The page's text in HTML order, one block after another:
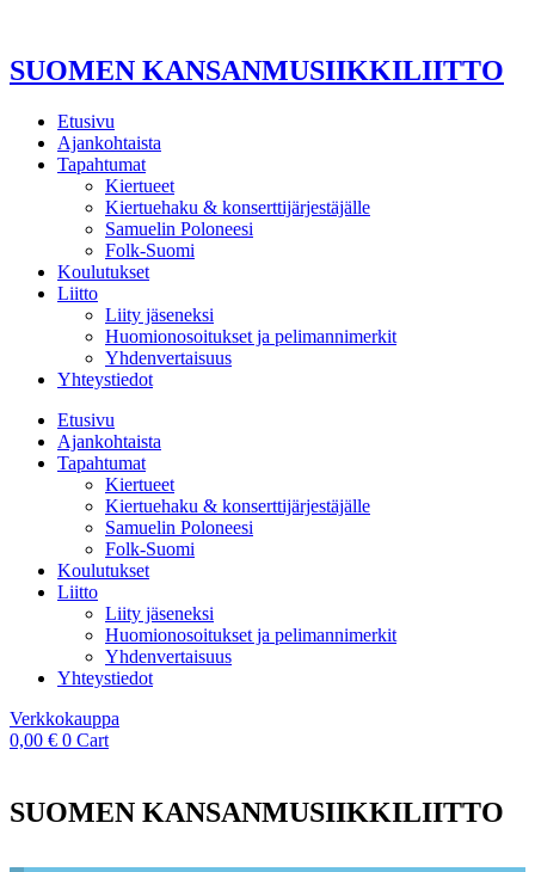
SUOMEN KANSANMUSIIKKILIITTO
Etusivu
Ajankohtaista
Tapahtumat
Kiertueet
Kiertuehaku & konserttijärjestäjälle
Samuelin Poloneesi
Folk-Suomi
Koulutukset
Liitto
Liity jäseneksi
Huomionosoitukset ja pelimannimerkit
Yhdenvertaisuus
Yhteystiedot
Etusivu
Ajankohtaista
Tapahtumat
Kiertueet
Kiertuehaku & konserttijärjestäjälle
Samuelin Poloneesi
Folk-Suomi
Koulutukset
Liitto
Liity jäseneksi
Huomionosoitukset ja pelimannimerkit
Yhdenvertaisuus
Yhteystiedot
Verkkokauppa
0,00 € 0 Cart
SUOMEN KANSANMUSIIKKILIITTO